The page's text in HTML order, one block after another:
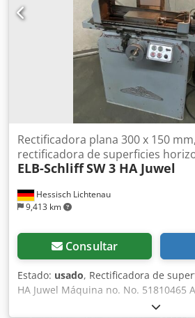
longitud 1,0 m x ancho 0,9 m x altura
450 kg Sobre la máquina: Se ofrece
de precisión del fabricante alemán
FSHQV300. Puede utilizarse tanto
como para rectificado de ranuras con
El valor de avance se introduce a
digital. Fabricación alemana con alta
producto de primera clase.
ver y probar la máquina en
Hessisch Lichtenau
9,413 km
Rectificadora plana 300 x 150 mm,
rectificadora de superficies
ELB-SchliffSW 3 HA Juwel
Consultar
Estado: usado, Rectificadora de
HA Juwel Máquina no. No. 51810465
1965 Superficie de lijado 300 x 150